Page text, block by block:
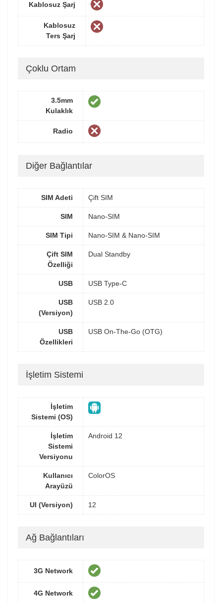
Kablosuz Şarj
Kablosuz
Ters Şarj
Çoklu Ortam
3.5mm
Kulaklık
Radio
Diğer Bağlantılar
SIM Adeti Çift SIM
SIM Nano-SIM
SIM Tipi Nano-SIM & Nano-SIM
Çift SIM
Özelliği
Dual Standby
USB USB Type-C
USB
(Versiyon)
USB 2.0
USB
Özellikleri
USB On-The-Go (OTG)
İşletim Sistemi
İşletim
Sistemi (OS)
İşletim
Sistemi
Versiyonu
Android 12
Kullanıcı
Arayüzü
ColorOS
UI (Versiyon) 12
Ağ Bağlantıları
3G Network
4G Network